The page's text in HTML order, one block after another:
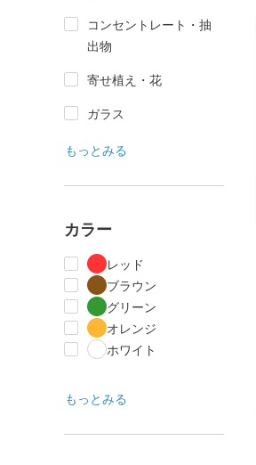
コンセントレート・抽
出物
寄せ植え・花
ガラス
もっとみる
カラー
レッド
ブラウン
グリーン
オレンジ
ホワイト
もっとみる